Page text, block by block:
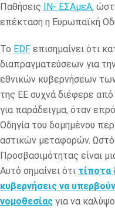
Παθήσεις ΙΝ- ΕΣΑμεΑ,
επέκταση η Ευρωπαϊκή
Το EDF επισημαίνει ότι
διαπραγματεύσεων για
εθνικών κυβερνήσεων
της ΕΕ συχνά διέφερε από
για παράδειγμα, όταν
Οδηγία του δομημένου
αστικών μεταφορών.
Προσβασιμότητας είναι
Αυτό σημαίνει ότι τίποτα
κυβερνήσεις να
νομοθεσίας για να